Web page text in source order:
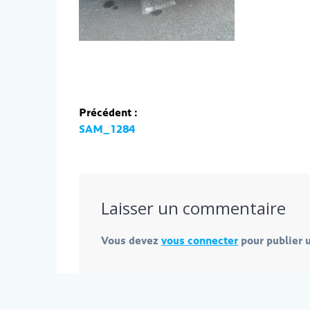
Navigation
de
Précédent :
Article
SAM_1284
Laisser un commentaire
Vous devezvous connecter pour publier